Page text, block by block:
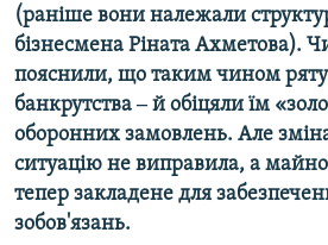
(раніше вони належали
бізнесмена Ріната Ахметова).
пояснили, що таким чином
банкрутства ‒ й обіцяли їм
оборонних замовлень. Але
ситуацію не виправила, а
тепер закладене для
зобов'язань.